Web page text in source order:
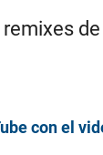
con el